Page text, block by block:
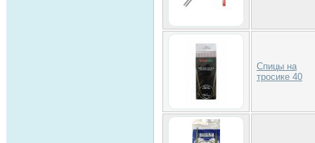
Спицы на
тросике 40